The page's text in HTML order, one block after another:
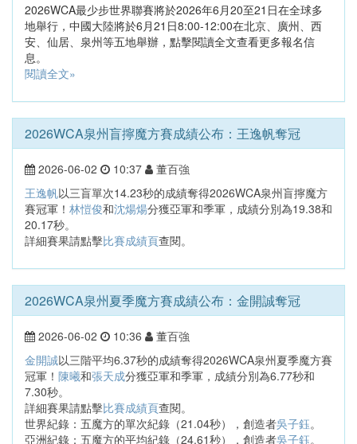
2026WCA最少步世界聯賽將於2026年6月20至21日在全球多
地舉行，中國大陸將於6月21日8:00-12:00在北京、廣州、西
安、仙居、泉州等五地舉辦，點擊閱讀全文查看更多報名信
息。
閱讀全文»
2026WCA泉州盲擰魔方賽成績公布：王逸帆奪冠
2026-06-02 10:37
董百強
王逸帆以三盲單次14.23秒的成績奪得2026WCA泉州盲擰魔方
賽冠軍！ 林愷俊和沈煬煬分獲亞軍和季軍，成績分別為19.38和
20.17秒。
詳細賽果請點擊比賽成績頁查閱。
2026WCA泉州夏季魔方賽成績公布：金開誠奪冠
2026-06-02 10:36
董百強
金開誠以三階平均6.37秒的成績奪得2026WCA泉州夏季魔方賽
冠軍！ 陳曦和張天成分獲亞軍和季軍，成績分別為6.77秒和
7.30秒。
詳細賽果請點擊比賽成績頁查閱。
世界紀錄：五魔方的單次紀錄（21.04秒），創造者吳子鈺。
亞洲紀錄：五魔方的平均紀錄（24.61秒），創造者吳子鈺。